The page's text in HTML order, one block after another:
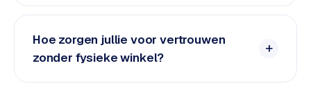
m
r
k
Hoe zorgen jullie voor vertrouwen
zonder fysieke winkel?